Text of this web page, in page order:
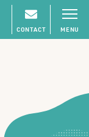
CONTACT MENU